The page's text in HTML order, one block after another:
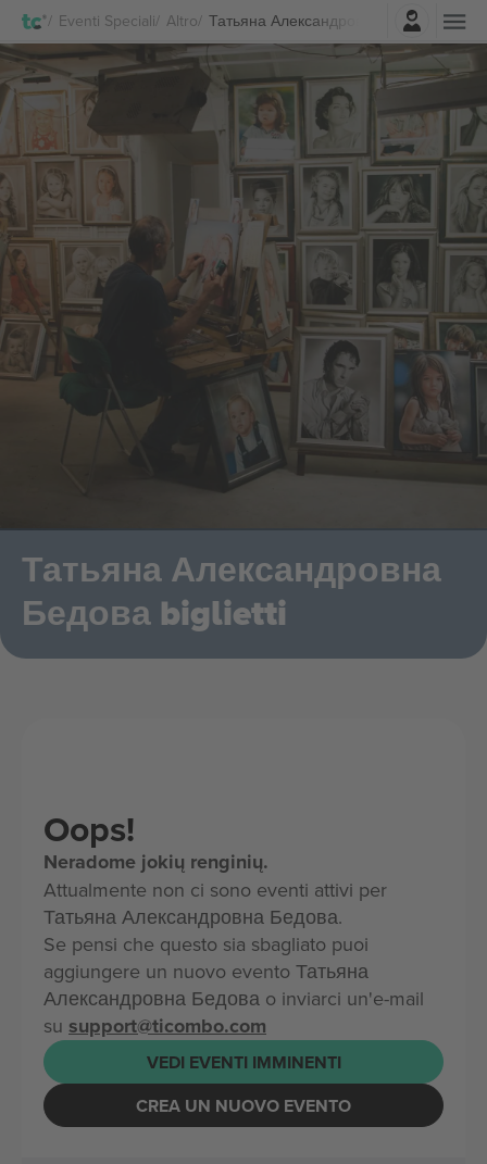
Eventi Speciali Altro Татьяна Александровна Бедова
Accesso
Татьяна Александровна
Бедова biglietti
Oops!
Neradome jokių renginių.
Attualmente non ci sono eventi attivi per
Татьяна Александровна Бедова.
Se pensi che questo sia sbagliato puoi
aggiungere un nuovo evento Татьяна
Александровна Бедова o inviarci un'e-mail
su support@ticombo.com
VEDI EVENTI IMMINENTI
CREA UN NUOVO EVENTO